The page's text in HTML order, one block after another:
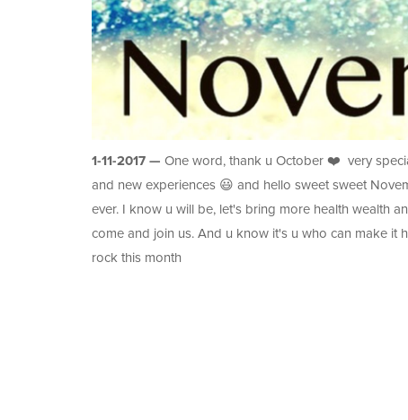
1-11-2017 — One word, thank u October ❤️ very
and new experiences 😃 and hello sweet sweet
ever. I know u will be, let's bring more health wealth
come and join us. And u know it's u who can make it
rock this month